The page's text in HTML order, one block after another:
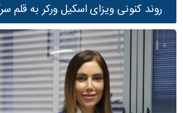
روند کنونی ویزای اسکیل ورکر به قلم
حریری وکیل رسمی مهاجرت